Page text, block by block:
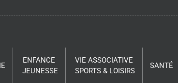
ENFANCE
JEUNESSE
VIE ASSOCIATIVE
SPORTS & LOISIRS
SANTÉ